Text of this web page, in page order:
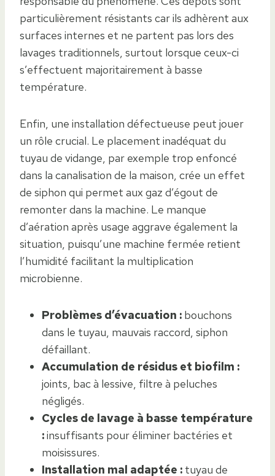
particulièrement résistants car ils adhèrent aux
surfaces internes et ne partent pas lors des
lavages traditionnels, surtout lorsque ceux-ci
s’effectuent majoritairement à basse
température.
Enfin, une installation défectueuse peut jouer
un rôle crucial. Le placement inadéquat du
tuyau de vidange, par exemple trop enfoncé
dans la canalisation de la maison, crée un effet
de siphon qui permet aux gaz d’égout de
remonter dans la machine. Le manque
d’aération après usage aggrave également la
situation, puisqu’une machine fermée retient
l’humidité facilitant la multiplication
microbienne.
Problèmes d’évacuation : bouchons
dans le tuyau, mauvais raccord, siphon
défaillant.
Accumulation de résidus et biofilm :
joints, bac à lessive, filtre à peluches
négligés.
Cycles de lavage à basse température
:insuffisants pour éliminer bactéries et
moisissures.
Installation mal adaptée : tuyau de